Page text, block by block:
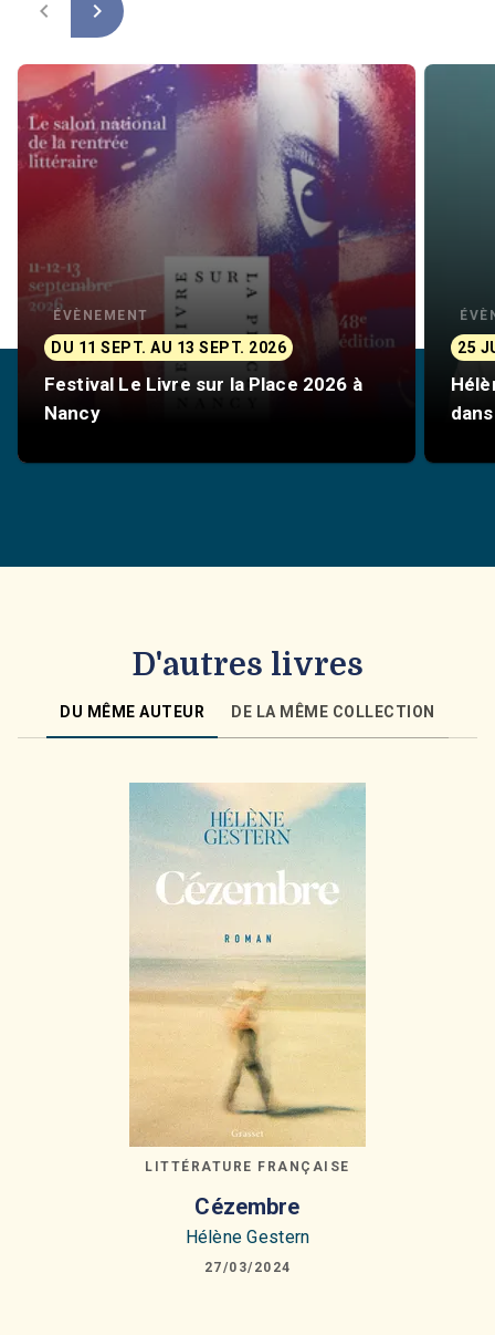
navigate_before navigate_next
ÉVÈNEMENT
DU 11 SEPT. AU 13 SEPT. 2026
Festival Le Livre sur la Place 2026 à
Nancy
25
D'autres livres
DU MÊME AUTEUR DE LA MÊME COLLECTION
LITTÉRATURE FRANÇAISE
Cézembre
Hélène Gestern
27/03/2024